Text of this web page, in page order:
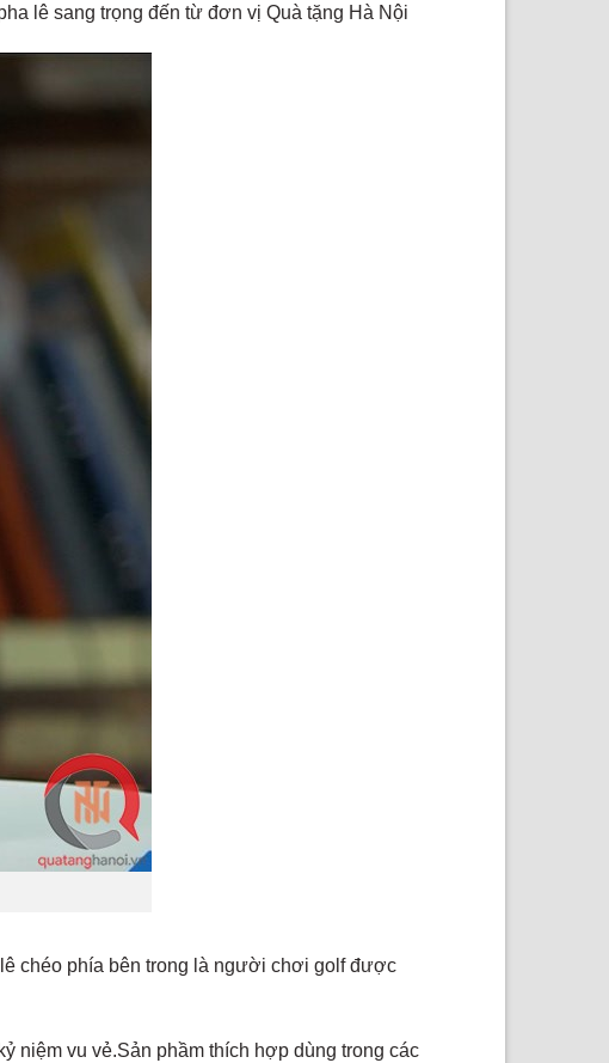
lê sang trọng đến từ đơn vị Quà tặng Hà Nội
chéo phía bên trong là người chơi golf được
niệm vu vẻ.Sản phầm thích hợp dùng trong các